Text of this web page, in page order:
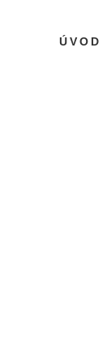
ÚVOD